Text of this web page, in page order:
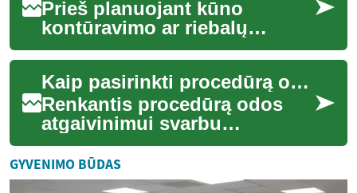
Prieš planuojant kūno
kontūravimo ar riebalų
mažinimo procedūrą, svarbu
suprasti galimus rizikos
veiksnius, procedūrų...
Kaip pasirinkti procedūrą odos atgaivinimui pagal odos tipą
Renkantis procedūrą odos
atgaivinimui svarbu
atsižvelgti į odos tipą,
pagrindines problemas (pvz.,
pigmentaciją ar ra...
GYVENIMO BŪDAS